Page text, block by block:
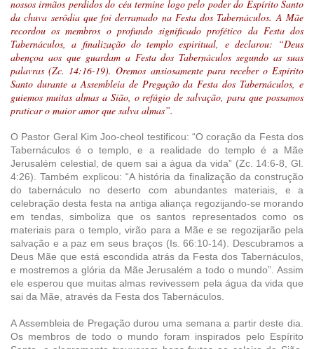
nossos irmãos perdidos do céu termine logo pelo poder do Espírito Santo
da chuva serôdia que foi derramado na Festa dos Tabernáculos. A Mãe
recordou os membros o profundo significado profético da Festa dos
Tabernáculos, a finalização do templo espiritual, e declarou: “Deus
abençoa aos que guardam a Festa dos Tabernáculos segundo as suas
palavras (Zc. 14:16-19). Oremos ansiosamente para receber o Espírito
Santo durante a Assembleia de Pregação da Festa dos Tabernáculos, e
guiemos muitas almas a Sião, o refúgio de salvação, para que possamos
praticar o maior amor que salva almas”.
O Pastor Geral Kim Joo-cheol testificou: “O coração da Festa dos
Tabernáculos é o templo, e a realidade do templo é a Mãe
Jerusalém celestial, de quem sai a água da vida” (Zc. 14:6-8, Gl.
4:26). Também explicou: “A história da finalização da construção
do tabernáculo no deserto com abundantes materiais, e a
celebração desta festa na antiga aliança regozijando-se morando
em tendas, simboliza que os santos representados como os
materiais para o templo, virão para a Mãe e se regozijarão pela
salvação e a paz em seus braços (Is. 66:10-14). Descubramos a
Deus Mãe que está escondida atrás da Festa dos Tabernáculos,
e mostremos a glória da Mãe Jerusalém a todo o mundo”. Assim
ele esperou que muitas almas revivessem pela água da vida que
sai da Mãe, através da Festa dos Tabernáculos.
A Assembleia de Pregação durou uma semana a partir deste dia.
Os membros de todo o mundo foram inspirados pelo Espírito